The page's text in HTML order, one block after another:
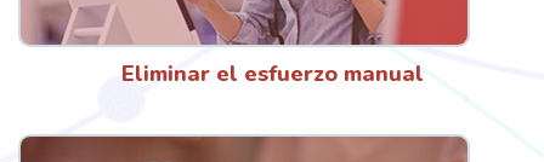
Eliminar el esfuerzo manual